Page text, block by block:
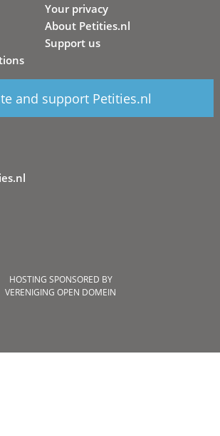
Your privacy
About Petities.nl
Support us
and support Petities.nl
HOSTING SPONSORED BY
VERENIGING OPEN DOMEIN